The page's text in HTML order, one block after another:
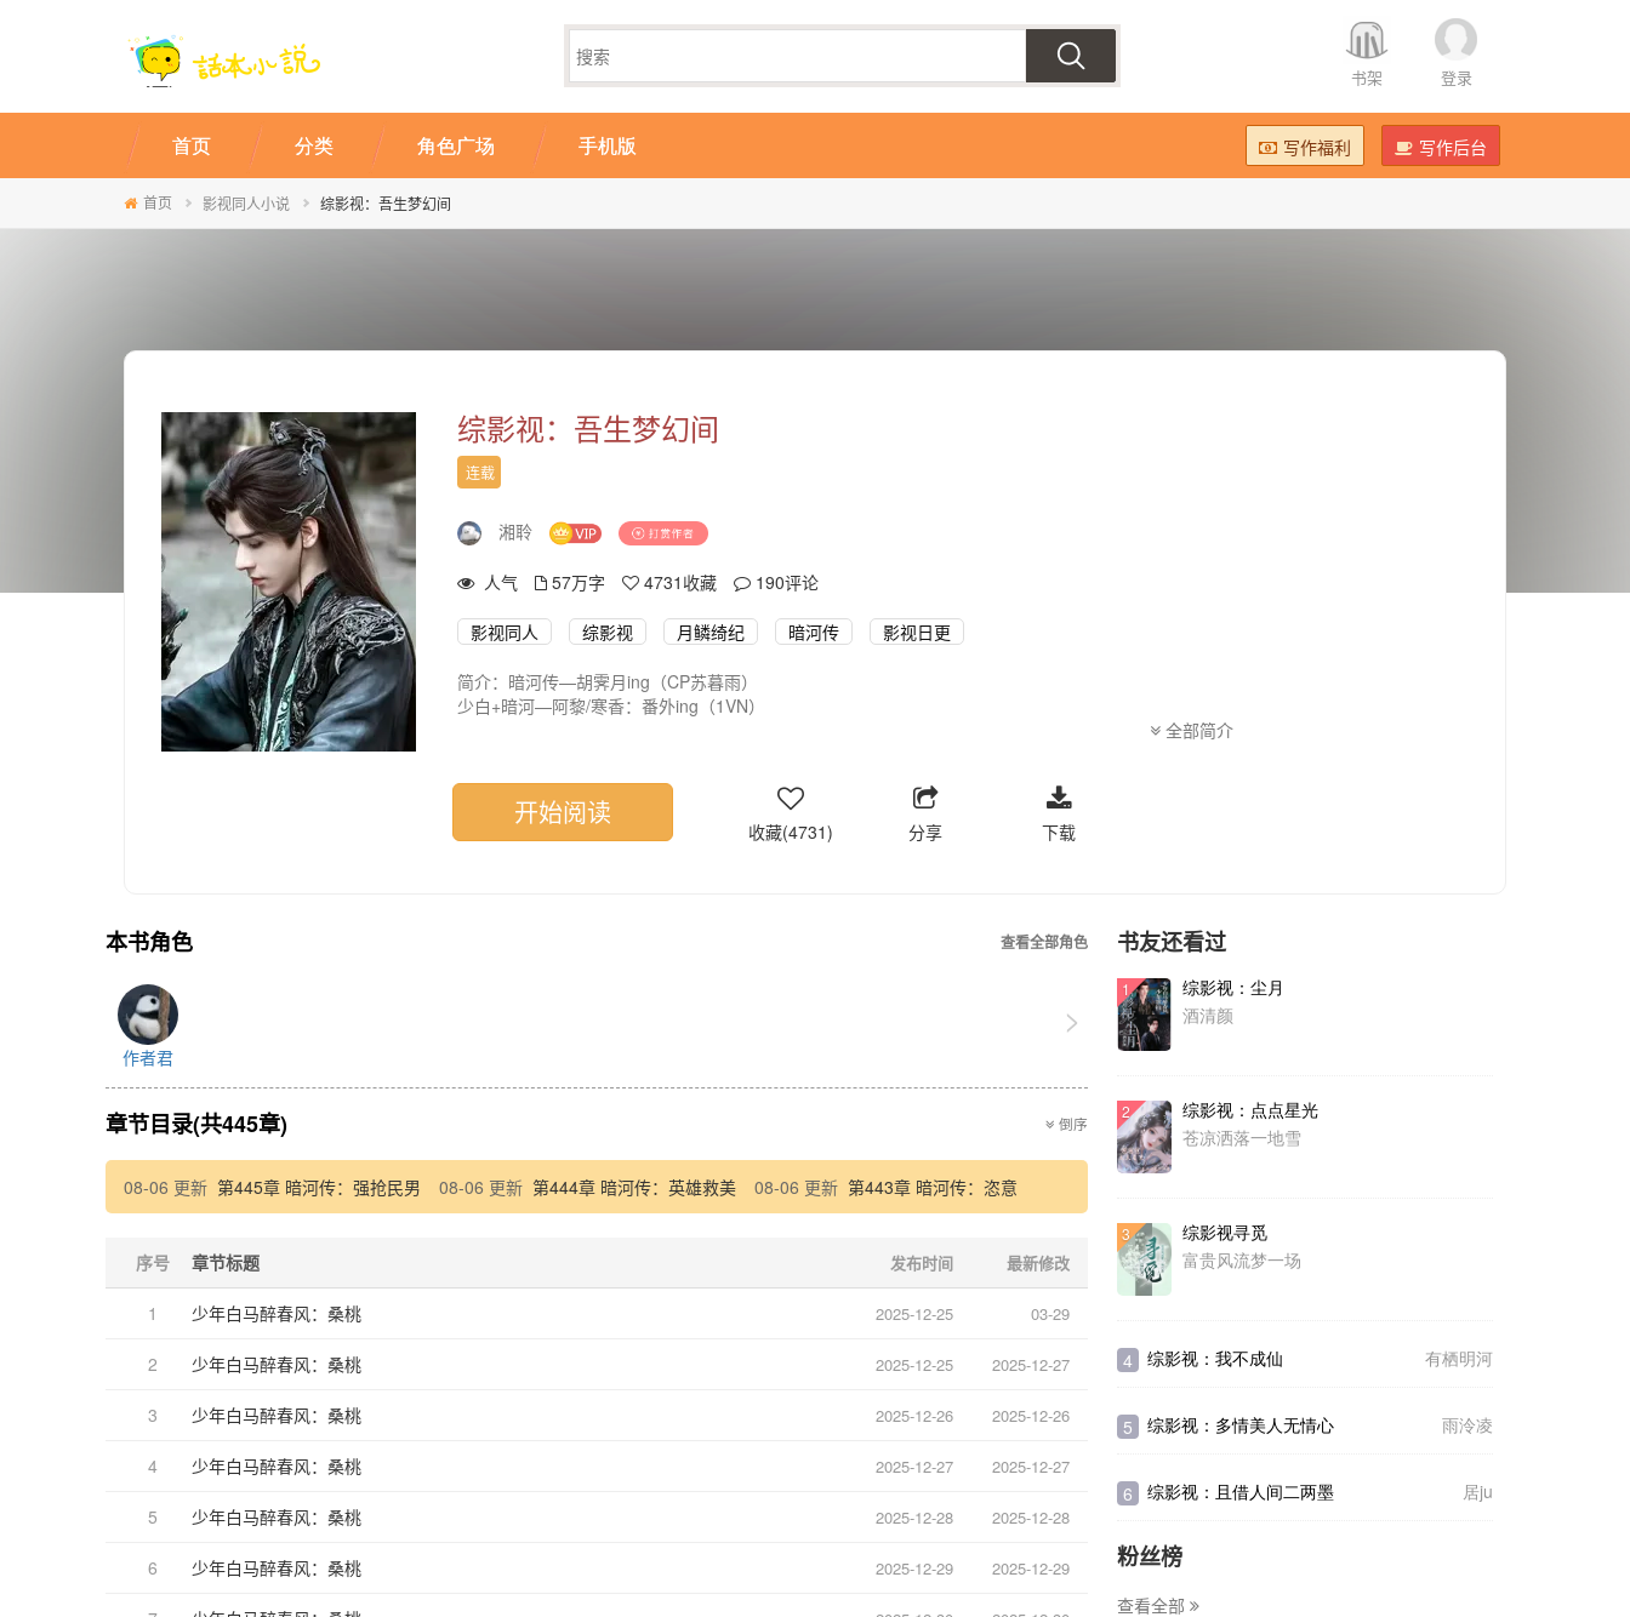
书架 登录
写作福利 写作后台
首页 分类 角色广场 手机版
首页 影视同人小说 综影视：吾生梦幻间
综影视：吾生梦幻间
连载
湘聆
人气 57万字 4731 收藏 190评论
影视同人 综影视 月鳞绮纪 暗河传 影视日更
简介：暗河传—胡霁月ing（CP苏暮雨）
少白+暗河—阿黎/寒香：番外ing（1VN）
月鳞焚霄（CP螭吻）
少白：秋盈盈（CP百里东君）论小趴菜该如何逆天改命。答：躺平等人救
全部简介
开始阅读
收藏(4731) 分享 下载
本书角色 查看全部角色
作者君
>
章节目录(共445章) 倒序
08-06 更新 第445章 暗河传：强抢民男 08-06 更新 第444章 暗河传：英雄救美 08-06 更新 第443章 暗河传：恣意
序号 章节标题 发布时间 最新修改
1 少年白马醉春风：桑桃 2025-12-25 03-29
2 少年白马醉春风：桑桃 2025-12-25 2025-12-27
3 少年白马醉春风：桑桃 2025-12-26 2025-12-26
4 少年白马醉春风：桑桃 2025-12-27 2025-12-27
5 少年白马醉春风：桑桃 2025-12-28 2025-12-28
6 少年白马醉春风：桑桃 2025-12-29 2025-12-29
书友还看过
1
综影视：尘月
酒清颜
2
综影视：点点星光
苍凉洒落一地雪
3
综影视寻觅
富贵风流梦一场
4 综影视：我不成仙 有栖明河
5 综影视：多情美人无情心 雨泠凌
6 综影视：且借人间二两墨 居ju
粉丝榜
查看全部